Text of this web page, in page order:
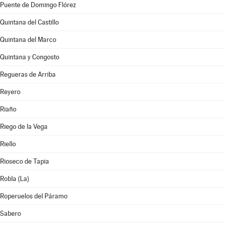
Puente de Domingo Flórez
Quintana del Castillo
Quintana del Marco
Quintana y Congosto
Regueras de Arriba
Reyero
Riaño
Riego de la Vega
Riello
Rioseco de Tapia
Robla (La)
Roperuelos del Páramo
Sabero